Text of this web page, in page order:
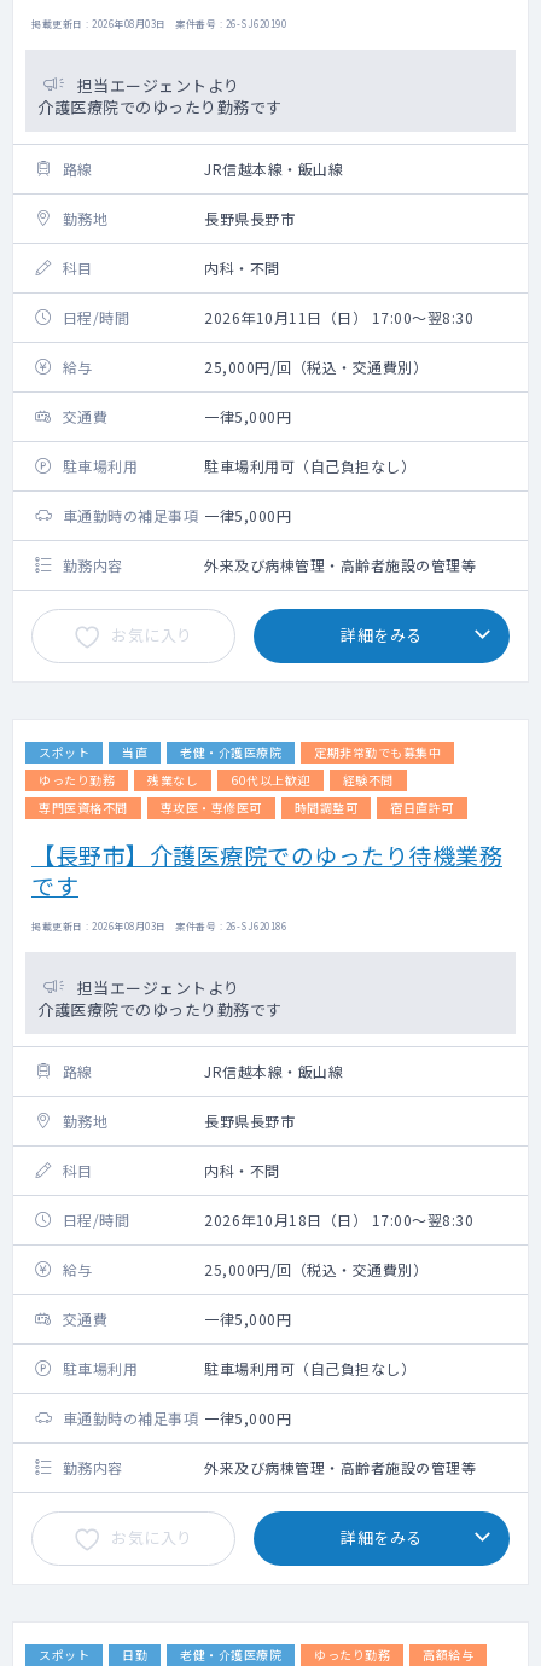
掲載更新日 : 2026年08月03日 案件番号 : 26-SJ620190
担当エージェントより
介護医療院でのゆったり勤務です
路線 JR信越本線・飯山線
勤務地 長野県長野市
科目 内科・不問
日程/時間 2026年10月11日（日） 17:00～翌8:30
給与 25,000円/回（税込・交通費別）
交通費 一律5,000円
駐車場利用 駐車場利用可（自己負担なし）
車通勤時の補足事項 一律5,000円
勤務内容 外来及び病棟管理・高齢者施設の管理等
お気に入り 詳細をみる
スポット 当直 老健・介護医療院
定期非常勤でも募集中
ゆったり勤務
残業なし 60代以上歓迎
経験不問
専門医資格不問
専攻医・専修医可 時間調整可 宿日直許可
【長野市】介護医療院でのゆったり待機業務
です
掲載更新日 : 2026年08月03日 案件番号 : 26-SJ620186
担当エージェントより
介護医療院でのゆったり勤務です
路線 JR信越本線・飯山線
勤務地 長野県長野市
科目 内科・不問
日程/時間 2026年10月18日（日） 17:00～翌8:30
給与 25,000円/回（税込・交通費別）
交通費 一律5,000円
駐車場利用 駐車場利用可（自己負担なし）
車通勤時の補足事項 一律5,000円
勤務内容 外来及び病棟管理・高齢者施設の管理等
お気に入り 詳細をみる
スポット 日勤 老健・介護医療院 ゆったり勤務 高額給与